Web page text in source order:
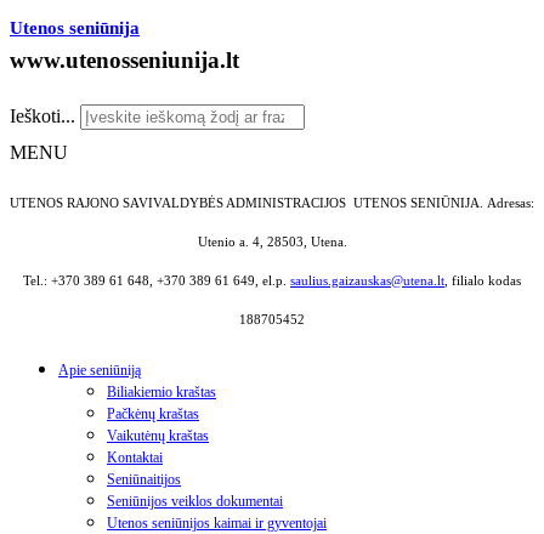
Utenos seniūnija
www.utenosseniunija.lt
Ieškoti...
MENU
UTENOS RAJONO SAVIVALDYBĖS ADMINISTRACIJOS UTENOS SENIŪNIJA. Adresas:
Utenio a. 4, 28503, Utena.
Tel.: +370 389 61 648, +370 389 61 649, el.p. saulius.gaizauskas@utena.lt, filialo kodas
188705452
Apie seniūniją
Biliakiemio kraštas
Pačkėnų kraštas
Vaikutėnų kraštas
Kontaktai
Seniūnaitijos
Seniūnijos veiklos dokumentai
Utenos seniūnijos kaimai ir gyventojai